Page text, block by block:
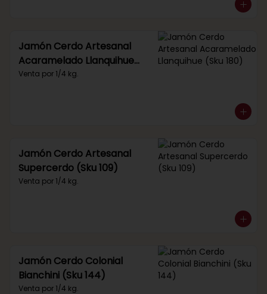
Jamón Cerdo Artesanal
Acaramelado Llanquihue
(Sku 180)
Venta por 1/4 kg.
Jamón Cerdo Artesanal
Supercerdo (Sku 109)
Venta por 1/4 kg.
Jamón Cerdo Colonial
Bianchini (Sku 144)
Venta por 1/4 kg.